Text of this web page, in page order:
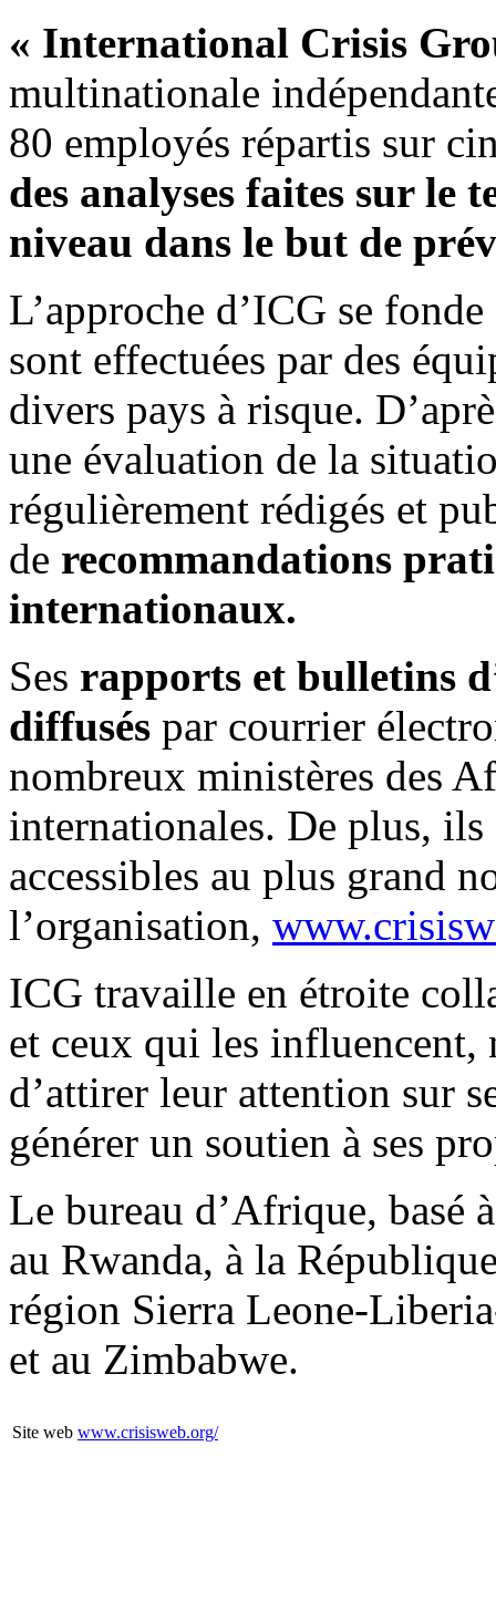
« International Crisis
multinationale
80 employés répartis sur
des analyses faites sur le
niveau dans le but de
L’approche d’ICG se
sont effectuées par des
divers pays à risque.
une évaluation de la
régulièrement rédigés et
de recommandations
internationaux.
Ses rapports et bulletins
diffusés par courrier
nombreux ministères des
internationales. De plus, ils
accessibles au plus grand
l’organisation,
ICG travaille en étroite
et ceux qui les influencent,
d’attirer leur attention sur
générer un soutien à ses
Le bureau d’Afrique, basé
au Rwanda, à la
région Sierra Leone-
et au Zimbabwe.
Site web www.crisisweb.org/